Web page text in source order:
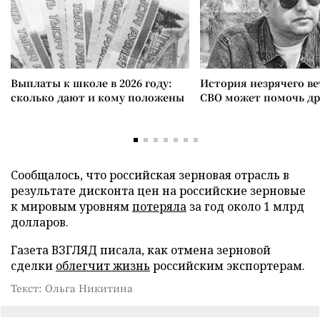
Выплаты к школе в 2026 году:
сколько дают и кому положены
История незрячего
СВО может помочь
Сообщалось, что российская зерновая отрасль в
результате дисконта цен на российские зерновые
к мировым уровнямпотеряла за год около 1 млрд
долларов.
Газета ВЗГЛЯД писала, как отмена зерновой
сделки облегчит жизнь российским экспортерам.
Текст: Ольга Никитина